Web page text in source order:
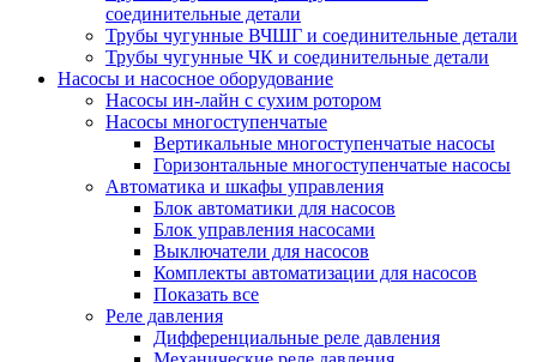
соединительные детали
Трубы чугунные ВЧШГ и соединительные детали
Трубы чугунные ЧК и соединительные детали
Насосы и насосное оборудование
Насосы ин-лайн с сухим ротором
Насосы многоступенчатые
Вертикальные многоступенчатые насосы
Горизонтальные многоступенчатые насосы
Автоматика и шкафы управления
Блок автоматики для насосов
Блок управления насосами
Выключатели для насосов
Комплекты автоматизации для насосов
Показать все
Реле давления
Дифференциальные реле давления